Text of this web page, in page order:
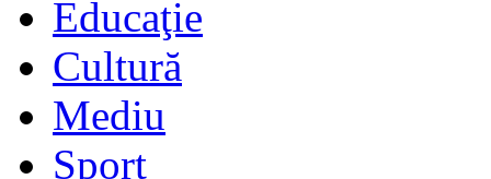
Educaţie
Cultură
Mediu
Sport